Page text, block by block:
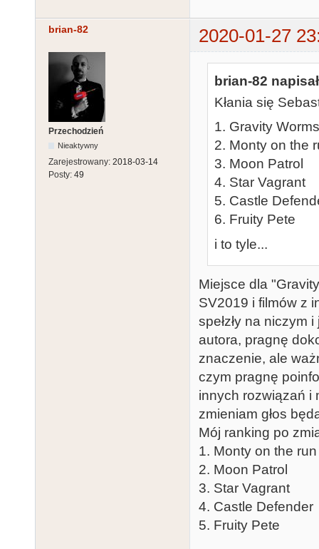
brian-82 2020-01-27
Przechodzień
Nieaktywny
Zarejestrowany: 2018-03-14
Posty: 49
brian-82
Kłania się
1. Gravity Worms
2. Monty on the
3. Moon Patrol
4. Star Vagrant
5. Castle
6. Fruity Pete
i to tyle...
Miejsce dla
SV2019 i filmów z
spełzły na niczym
autora, pragnę
znaczenie, ale
czym pragnę
innych rozwiązań i
zmieniam głos
Mój ranking po
1. Monty on the run
2. Moon Patrol
3. Star Vagrant
4. Castle Defender
5. Fruity Pete